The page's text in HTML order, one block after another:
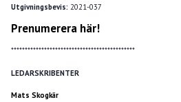
Utgivningsbevis: 2021-037
Prenumerera här!
*********************************************
LEDARSKRIBENTER
Mats Skogkär